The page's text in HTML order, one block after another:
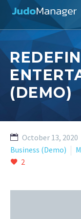
(DEMO)
October 13, 2020
Business (Demo)
2